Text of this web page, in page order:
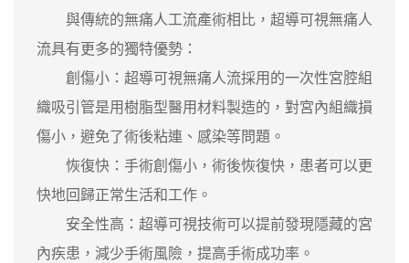
與傳統的無痛人工流產術相比，超導可視無痛人
流具有更多的獨特優勢：
創傷小：超導可視無痛人流採用的一次性宮腔組
織吸引管是用樹脂型醫用材料製造的，對宮內組織損
傷小，避免了術後粘連、感染等問題。
恢復快：手術創傷小，術後恢復快，患者可以更
快地回歸正常生活和工作。
安全性高：超導可視技術可以提前發現隱藏的宮
內疾患，減少手術風險，提高手術成功率。